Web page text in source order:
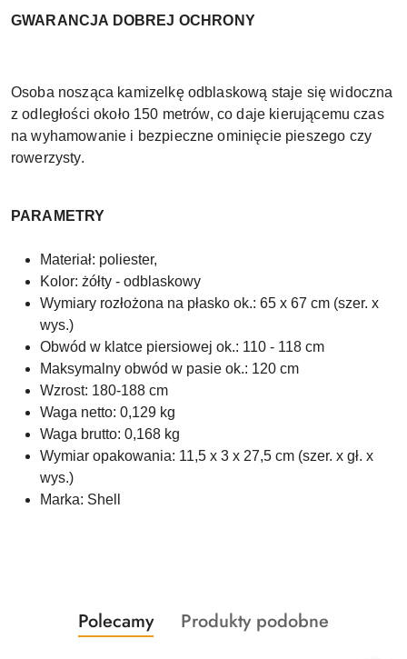
GWARANCJA DOBREJ OCHRONY
Osoba nosząca kamizelkę odblaskową staje się widoczna
z odległości około 150 metrów, co daje kierującemu czas
na wyhamowanie i bezpieczne ominięcie pieszego czy
rowerzysty.
PARAMETRY
Materiał: poliester,
Kolor: żółty - odblaskowy
Wymiary rozłożona na płasko ok.: 65 x 67 cm (szer. x
wys.)
Obwód w klatce piersiowej ok.: 110 - 118 cm
Maksymalny obwód w pasie ok.: 120 cm
Wzrost: 180-188 cm
Waga netto: 0,129 kg
Waga brutto: 0,168 kg
Wymiar opakowania: 11,5 x 3 x 27,5 cm (szer. x gł. x
wys.)
Marka: Shell
Pomiń karuzelę produktów
Produkty
o
Polecamy
Produkty
Produkty podobne